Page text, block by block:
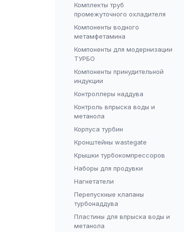
Комплекты труб
промежуточного охладителя
Компоненты водного
метамфетамина
Компоненты для модернизации
ТУРБО
Компоненты принудительной
индукции
Контроллеры наддува
Контроль впрыска воды и
метанола
Корпуса турбин
Кронштейны wastegate
Крышки турбокомпрессоров
Наборы для продувки
Нагнетатели
Перепускные клапаны
турбонаддува
Пластины для впрыска воды и
метанола